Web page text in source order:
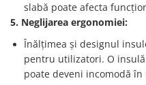
slabă poate afecta
5. Neglijarea ergonomiei:
Înălțimea și designul
pentru utilizatori. O
poate deveni incomodă